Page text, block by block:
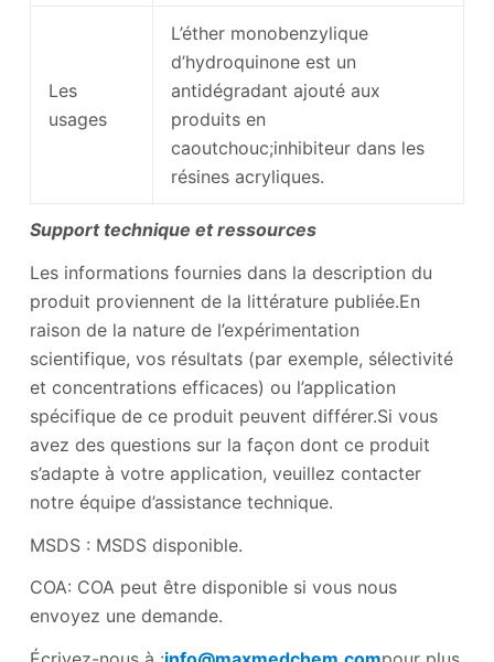
Les
usages
L’éther monobenzylique
d’hydroquinone est un
antidégradant ajouté aux
produits en
caoutchouc;inhibiteur dans les
résines acryliques.
Support technique et ressources
Les informations fournies dans la description du
produit proviennent de la littérature publiée.En
raison de la nature de l’expérimentation
scientifique, vos résultats (par exemple, sélectivité
et concentrations efficaces) ou l’application
spécifique de ce produit peuvent différer.Si vous
avez des questions sur la façon dont ce produit
s’adapte à votre application, veuillez contacter
notre équipe d’assistance technique.
MSDS : MSDS disponible.
COA: COA peut être disponible si vous nous
envoyez une demande.